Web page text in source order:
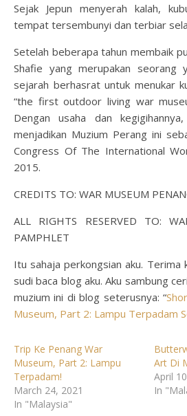
Sejak Jepun menyerah kalah,
tempat tersembunyi dan terbiar
Setelah beberapa tahun membaik
Shafie yang merupakan seorang
sejarah berhasrat untuk menukar
“the first outdoor living war
Dengan usaha dan
menjadikan Muzium Perang ini
Congress Of The International
2015.
CREDITS TO: WAR MUSEUM
ALL RIGHTS RESERVED TO:
PAMPHLET
Itu sahaja perkongsian aku. Terima
sudi baca blog aku. Aku sambung
muzium ini di blog seterusnya: “
Museum, Part 2: Lampu Terpadam
Trip Ke Penang War
Museum, Part 2: Lampu
Terpadam!
March 24, 2021
In "Malaysia"
Art Di
April
In